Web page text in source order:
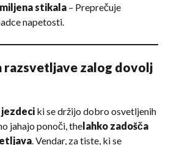
stikala – Preprečuje
napetosti.
razsvetljave zalog dovolj
ki se držijo dobro osvetljenih
jahajo ponoči, thelahko zadošča
. Vendar, za tiste, ki se